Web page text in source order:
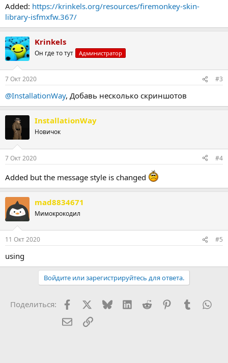
Added: https://krinkels.org/resources/firemonkey-skin-
library-isfmxfw.367/
Krinkels
Он где то тут Администратор
7 Окт 2020 #3
@InstallationWay, Добавь несколько скриншотов
InstallationWay
Новичок
7 Окт 2020 #4
Added but the message style is changed
mad8834671
Мимокрокодил
11 Окт 2020 #5
using
Войдите или зарегистрируйтесь для ответа.
Поделиться: FacebookX (Twitter)
BlueskyLinkedInReddit PinterestTumblr
Электронная почта
Ссылка